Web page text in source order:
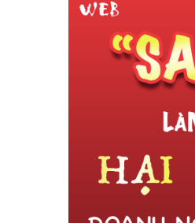
Bận “Bù Đầu” Với Con